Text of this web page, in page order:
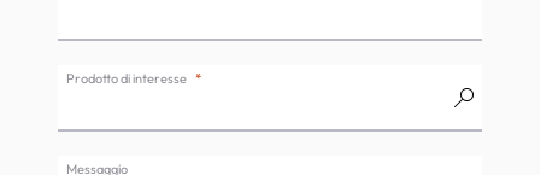
Prodotto di interesse
Messaggio